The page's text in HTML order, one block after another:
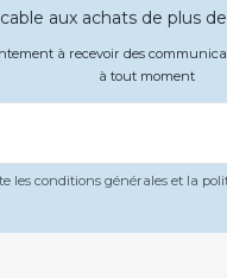
aux achats de plus
à recevoir des
à tout moment
les conditions générales et la